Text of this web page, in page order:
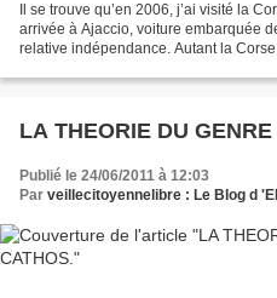
Il se trouve qu’en 2006, j’ai visité la
arrivée à Ajaccio, voiture embarquée
relative indépendance. Autant la
LA THEORIE DU
Publié le 24/06/2011 à 12:03
Par veillecitoyennelibre : Le Blog d